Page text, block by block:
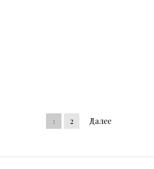
1 2 Далее